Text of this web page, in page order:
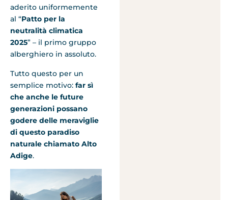
aderito uniformemente
al “Patto per la
neutralità climatica
2025” – il primo gruppo
alberghiero in assoluto.
Tutto questo per un
semplice motivo: far sì
che anche le future
generazioni possano
godere delle meraviglie
di questo paradiso
naturale chiamato Alto
Adige.